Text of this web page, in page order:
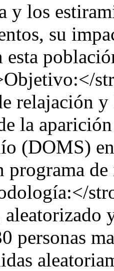
y los
su
relajación
la
(DOMS)
programa
personas